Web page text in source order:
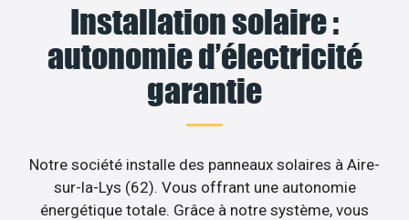
Installation solaire :
autonomie d’électricité
garantie
Notre société installe des panneaux solaires à Aire-
sur-la-Lys (62). Vous offrant une autonomie
énergétique totale. Grâce à notre système, vous